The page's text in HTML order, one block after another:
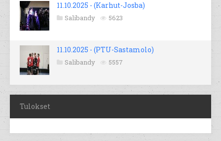
11.10.2025 - (Karhut-Josba)
Salibandy 5623
11.10.2025 - (PTU-Sastamolo)
Salibandy 5557
Tulokset